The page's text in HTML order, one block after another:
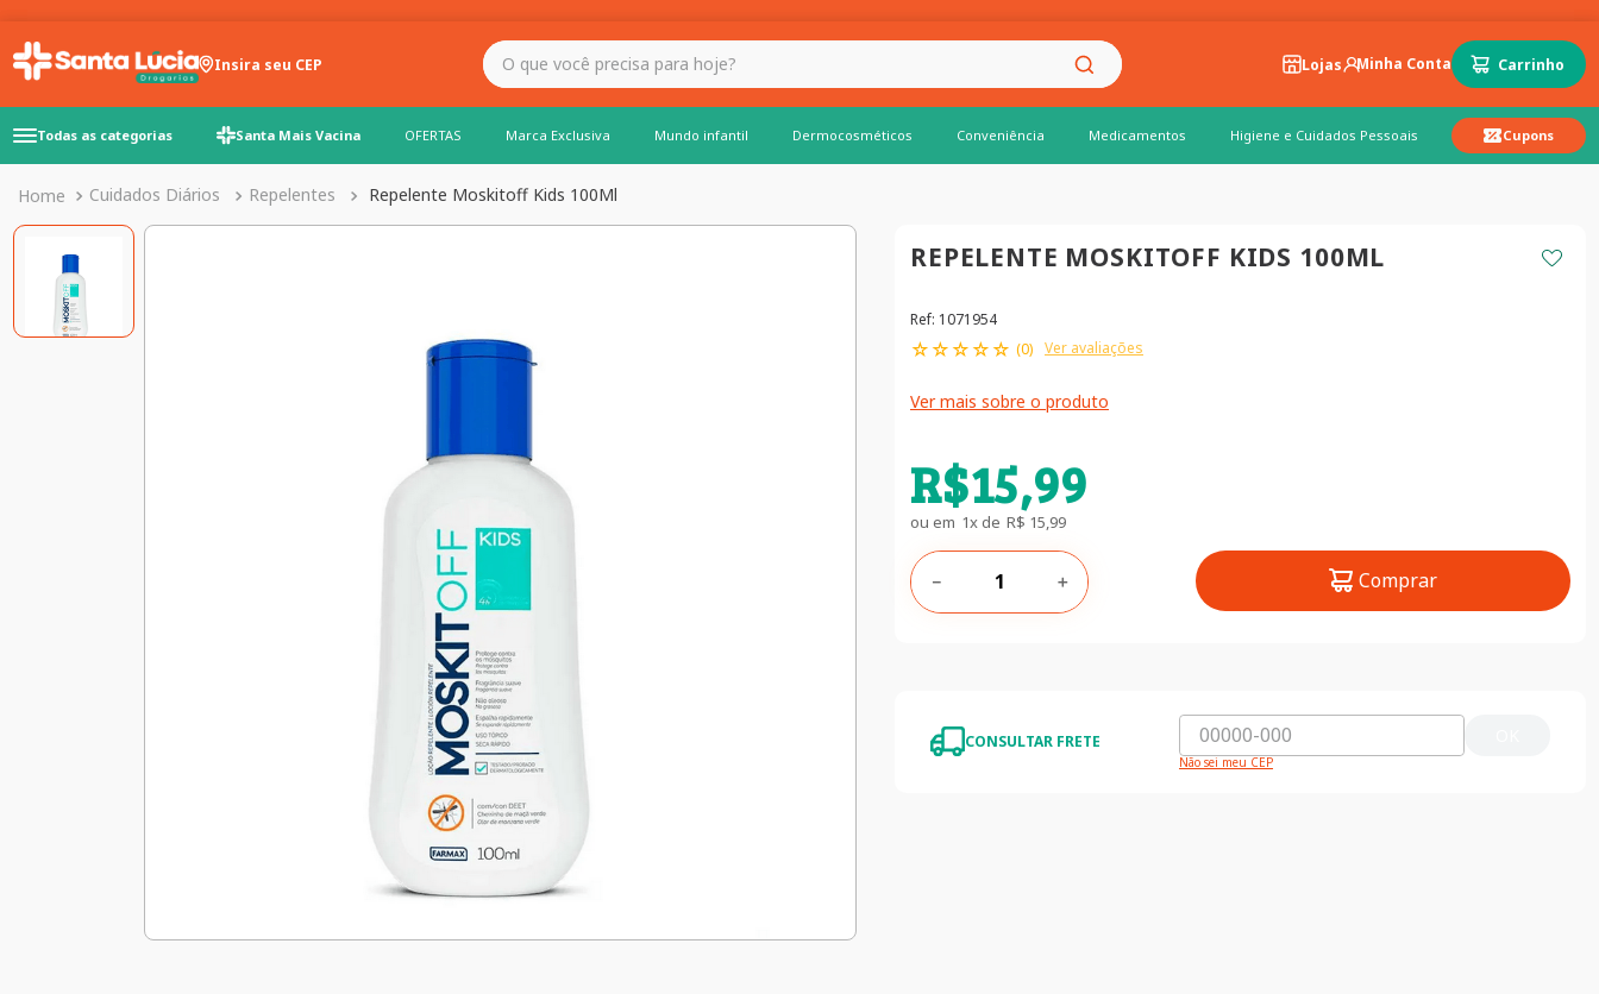
Insira seu CEP
O que você precisa para hoje?
Lojas
Todas as categorias Santa Mais Vacina OFERTAS Marca Exclusiva Mundo infantil Dermocosméticos Conveniência Medicamentos Higiene e Cuidados Pessoais Cupons
Cuidados Diários Repelentes Repelente Moskitoff Kids 100Ml
REPELENTE MOSKITOFF KIDS 100ML
Ref: 1071954
☆☆☆☆☆ (0) Ver avaliações
Ver mais sobre o produto
R$15,99
ou em 1x de R$ 15,99
＋
－ Comprar
CONSULTAR FRETE
Não sei meu CEP